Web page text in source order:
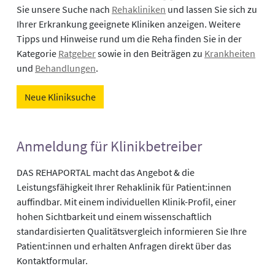
Sie unsere Suche nach Rehakliniken und lassen Sie sich zu
Ihrer Erkrankung geeignete Kliniken anzeigen. Weitere
Tipps und Hinweise rund um die Reha finden Sie in der
Kategorie Ratgebersowie in den Beiträgen zu Krankheiten
und Behandlungen.
Neue Kliniksuche
Anmeldung für Klinikbetreiber
DAS REHAPORTAL macht das Angebot & die
Leistungsfähigkeit Ihrer Rehaklinik für Patient:innen
auffindbar. Mit einem individuellen Klinik-Profil, einer
hohen Sichtbarkeit und einem wissenschaftlich
standardisierten Qualitätsvergleich informieren Sie Ihre
Patient:innen und erhalten Anfragen direkt über das
Kontaktformular.